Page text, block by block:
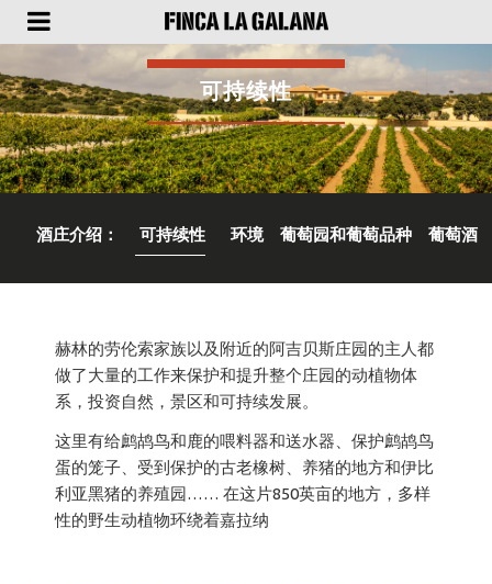
可持续性
酒庄介绍： 可持续性 环境 葡萄园和葡萄品种 葡萄酒
赫林的劳伦索家族以及附近的阿吉贝斯庄园的主人都
做了大量的工作来保护和提升整个庄园的动植物体
系，投资自然，景区和可持续发展。
这里有给鹧鸪鸟和鹿的喂料器和送水器、保护鹧鸪鸟
蛋的笼子、受到保护的古老橡树、养猪的地方和伊比
利亚黑猪的养殖园…… 在这片850英亩的地方，多样
性的野生动植物环绕着嘉拉纳